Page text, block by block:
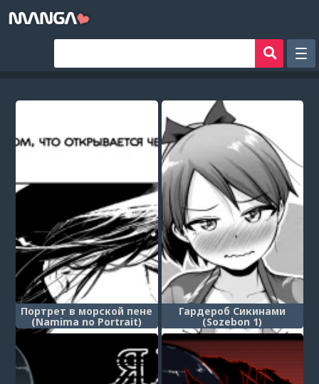
Авторы
Аниме хентай
Сборники манги
Sign in
Register
Портрет в морской пене
(Namima no Portrait)
Гардероб Сикинами
(Sozebon 1)